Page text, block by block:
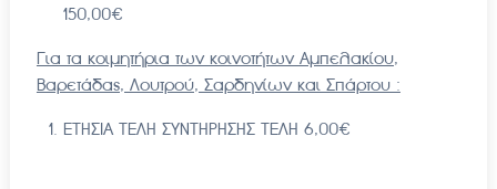
150,00€
Για τα κοιμητήρια των κοινοτήτων Αμπελακίου,
Βαρετάδας, Λουτρού, Σαρδηνίων και Σπάρτου :
ΕΤΗΣΙΑ ΤΕΛΗ ΣΥΝΤΗΡΗΣΗΣ ΤΕΛΗ 6,00€